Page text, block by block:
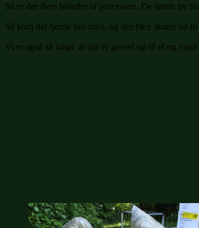
Så er der flere billeder af processen. De første tre
Så kom det fjerde hus med, og der blev skåret ud
Vi er også så langt, at der er gravet op til el og